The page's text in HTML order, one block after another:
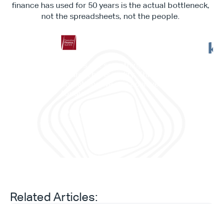
finance has used for 50 years is the actual bottleneck,
not the spreadsheets, not the people.
Related Articles: